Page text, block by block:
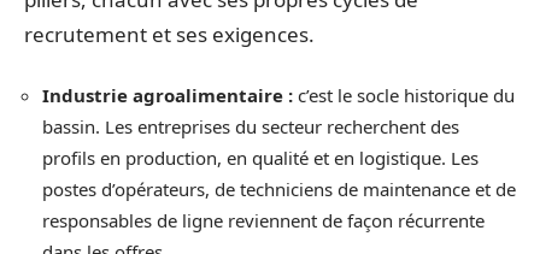
recrutement et ses exigences.
Industrie agroalimentaire : c’est le socle historique du
bassin. Les entreprises du secteur recherchent des
profils en production, en qualité et en logistique. Les
postes d’opérateurs, de techniciens de maintenance et de
responsables de ligne reviennent de façon récurrente